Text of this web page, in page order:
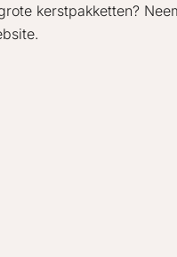
kerstpakketten?